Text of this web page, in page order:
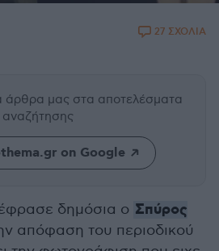
27 ΣΧΟΛΙΑ
άρθρα μας στα αποτελέσματα
αναζήτησης
on Google
δημόσια ο Σπύρος
απόφαση του περιοδικού